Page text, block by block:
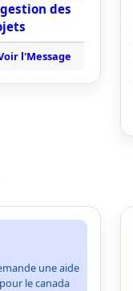
des
l'Message
une aide
pour le canada